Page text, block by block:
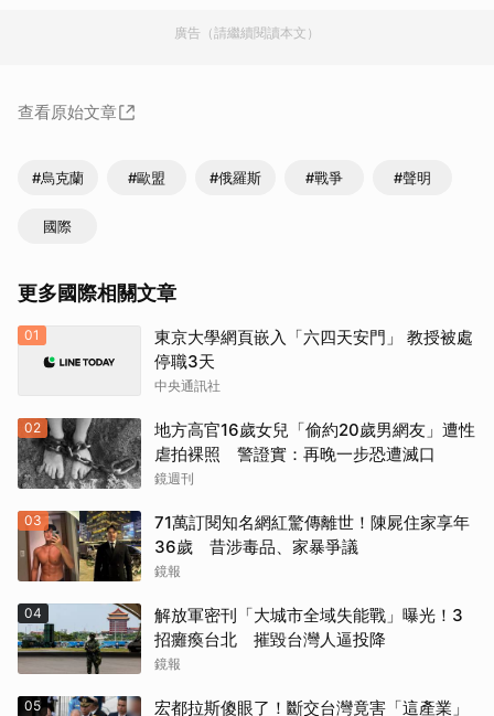
廣告（請繼續閱讀本文）
查看原始文章
#烏克蘭 #歐盟 #俄羅斯 #戰爭 #聲明
國際
更多國際相關文章
01
東京大學網頁嵌入「六四天安門」 教授被處
停職3天
中央通訊社
02
地方高官16歲女兒「偷約20歲男網友」遭性
虐拍裸照 警證實：再晚一步恐遭滅口
鏡週刊
03
71萬訂閱知名網紅驚傳離世！陳屍住家享年
36歲 昔涉毒品、家暴爭議
鏡報
04
解放軍密刊「大城市全域失能戰」曝光！3
招癱瘓台北 摧毀台灣人逼投降
鏡報
05 宏都拉斯傻眼了！斷交台灣竟害「這產業」